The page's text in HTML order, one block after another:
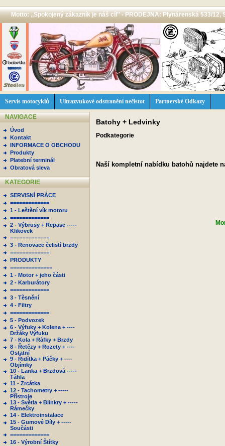
Motto: ,,Spokojený zákazník je náš cíl'' - PRODEJNA: Plynárenská 533/12,
Servis motocyklů Ultrazvukové odstranění nečistot Partnerské Odkazy
NAVIGACE
Úvod
Kontakt
INFORMACE O OBCHODU
Produkty
Platební terminál
Obratová sleva
KATEGORIE
SERVISNÍ PRÁCE
=============
1 - Leštění vík motoru
=============
2 - Výbrusy + Repase -----
Klikovek
=============
3 - Renovace čelistí brzdy
=============
PRODUKTY
==============
1 - Motor + jeho části
2 - Karburátory
=============
3 - Těsnění
4 - Filtry
=============
5 - Podvozek
6 - Výfuky + Kolena + ----
Držáky Výfuku
7 - Kola + Ráfky + Brzdy
8 - Řetězy + Rozety + ----
Ostatní
9 - Řidítka + Páčky + ----
Objímky
10 - Lanka + Brzdová -----
Táhla
11 - Zrcátka
12 - Tachometry + -----
Přístroje
13 - Světla + Blinkry + -----
Rámečky
14 - Elektroinstalace
15 - Gumové Díly + -----
Součásti
=============
16 - Výrobní Štítky
Batohy + Ledvinky
Podkategorie
Naší kompletní nabídku batohů najdete